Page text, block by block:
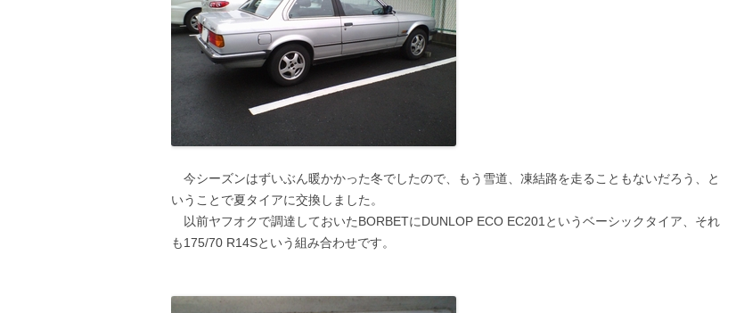
今シーズンはずいぶん暖かかった冬でしたので、もう雪道、凍結路を走ることもないだろう、と
いうことで夏タイアに交換しました。
以前ヤフオクで調達しておいたBORBETにDUNLOP ECO EC201というベーシックタイア、それ
も175/70 R14Sという組み合わせです。